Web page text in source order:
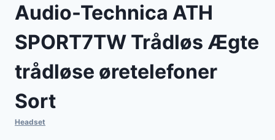
Audio-Technica ATH
SPORT7TW Trådløs Ægte
trådløse øretelefoner
Sort
Headset